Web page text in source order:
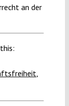
an der
,